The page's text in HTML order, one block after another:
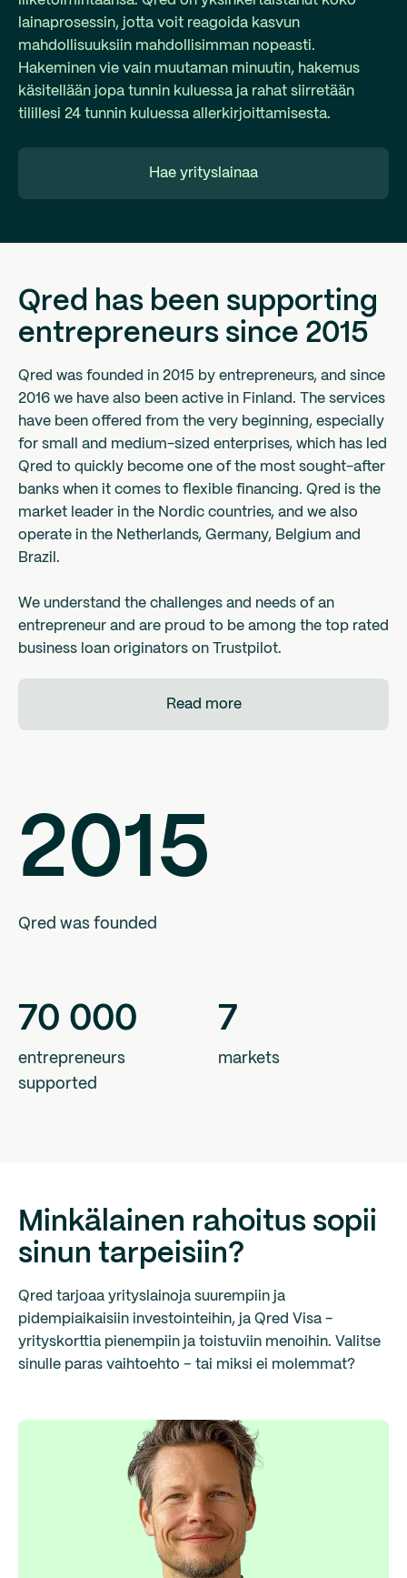
lainaprosessin, jotta voit reagoida kasvun
mahdollisuuksiin mahdollisimman nopeasti.
Hakeminen vie vain muutaman minuutin, hakemus
käsitellään jopa tunnin kuluessa ja rahat siirretään
tilillesi 24 tunnin kuluessa allerkirjoittamisesta.
Hae yrityslainaa
Qred has been supporting
entrepreneurs since 2015
Qred was founded in 2015 by entrepreneurs, and since
2016 we have also been active in Finland. The services
have been offered from the very beginning, especially
for small and medium-sized enterprises, which has led
Qred to quickly become one of the most sought-after
banks when it comes to flexible financing. Qred is the
market leader in the Nordic countries, and we also
operate in the Netherlands, Germany, Belgium and
Brazil.
We understand the challenges and needs of an
entrepreneur and are proud to be among the top rated
business loan originators on Trustpilot.
Read more
2015
Qred was founded
70 000
entrepreneurs
supported
7
markets
Minkälainen rahoitus sopii
sinun tarpeisiin?
Qred tarjoaa yrityslainoja suurempiin ja
pidempiaikaisiin investointeihin, ja Qred Visa -
yrityskorttia pienempiin ja toistuviin menoihin. Valitse
sinulle paras vaihtoehto – tai miksi ei molemmat?